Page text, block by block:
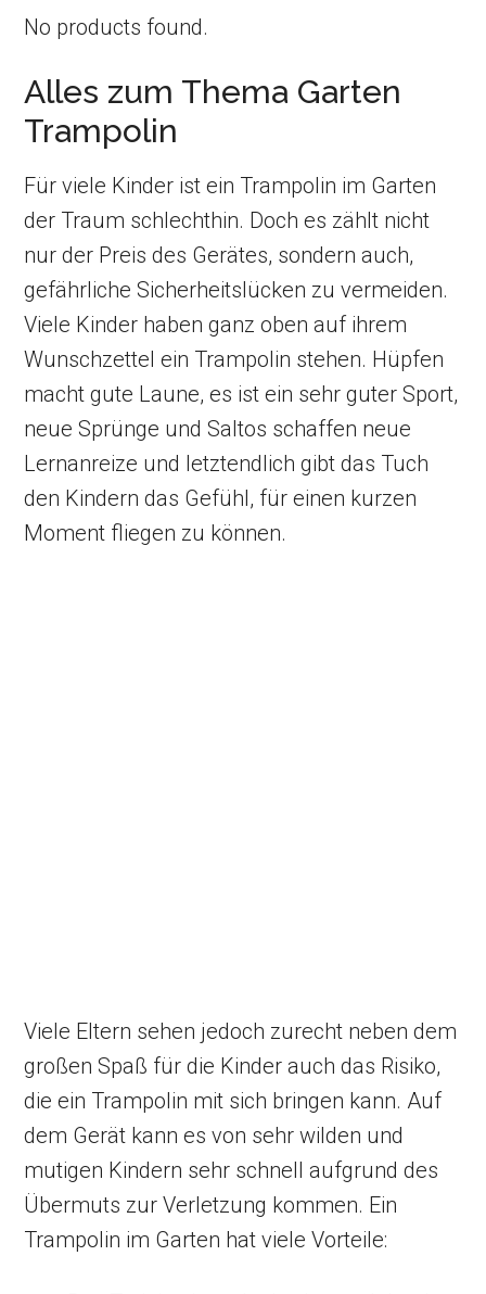
No products found.
Alles zum Thema Garten
Trampolin
Für viele Kinder ist ein Trampolin im Garten
der Traum schlechthin. Doch es zählt nicht
nur der Preis des Gerätes, sondern auch,
gefährliche Sicherheitslücken zu vermeiden.
Viele Kinder haben ganz oben auf ihrem
Wunschzettel ein Trampolin stehen. Hüpfen
macht gute Laune, es ist ein sehr guter Sport,
neue Sprünge und Saltos schaffen neue
Lernanreize und letztendlich gibt das Tuch
den Kindern das Gefühl, für einen kurzen
Moment fliegen zu können.
Viele Eltern sehen jedoch zurecht neben dem
großen Spaß für die Kinder auch das Risiko,
die ein Trampolin mit sich bringen kann. Auf
dem Gerät kann es von sehr wilden und
mutigen Kindern sehr schnell aufgrund des
Übermuts zur Verletzung kommen. Ein
Trampolin im Garten hat viele Vorteile: